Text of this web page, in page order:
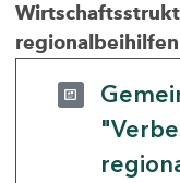
regionalbeihilfen